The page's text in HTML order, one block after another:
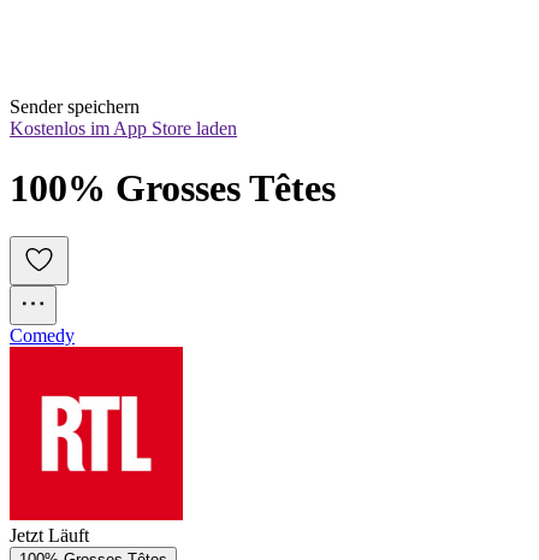
Sender speichern
Kostenlos im App Store laden
100% Grosses Têtes
Comedy
Jetzt Läuft